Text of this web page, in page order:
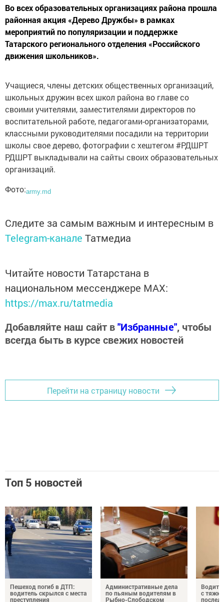
Во всех образовательных организациях района прошла
районная акция «Дерево Дружбы» в рамках
мероприятий по популяризации и поддержке
Татарского регионального отделения «Российского
движения школьников».
Учащиеся, члены детских общественных организаций,
школьных дружин всех школ района во главе со
своими учителями, заместителями директоров по
воспитательной работе, педагогами-организаторами,
классными руководителями посадили на территории
школы свое дерево, фотографии с хештегом #РДШРТ
РДШРТ выкладывали на сайты своих образовательных
организаций.
Фото:army.md
Следите за самым важным и интересным в
Telegram-канале Татмедиа
Читайте новости Татарстана в
национальном мессенджере MАХ:
https://max.ru/tatmedia
Добавляйте наш сайт в"Избранные", чтобы
всегда быть в курсе свежих новостей
Перейти на страницу новости
Топ 5 новостей
Пешеход погиб в ДТП:
водитель скрылся с места
преступления
Административные дела
по пьяным водителям в
Рыбно-Слободском
с